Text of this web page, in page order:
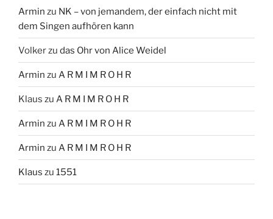
Armin zu NK – von jemandem, der einfach nicht mit
dem Singen aufhören kann
Volkerzu das Ohr von Alice Weidel
Armin zu A R M I M R O H R
Klaus zu A R M I M R O H R
Armin zu A R M I M R O H R
Armin zu A R M I M R O H R
Klaus zu 1551